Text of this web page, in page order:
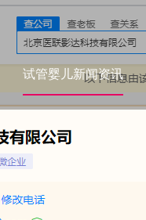
试管婴儿新闻资讯